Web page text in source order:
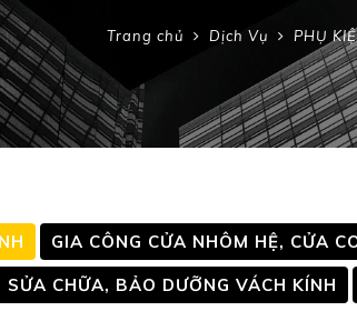
Trang chủ Dịch Vụ PHỤ
GIA CÔNG CỬA NHÔM HỆ, CỬA
SỬA CHỮA, BẢO DƯỠNG VÁCH KÍNH